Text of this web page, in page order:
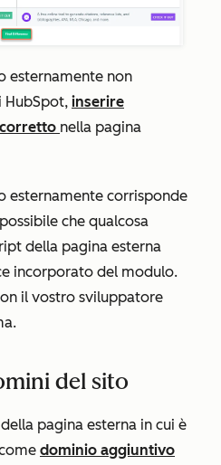
esternamente non
inserire
nella pagina
esternamente corrisponde
che qualcosa
della pagina esterna
incorporato del modulo.
il vostro sviluppatore
del sito
pagina esterna in cui è
dominio aggiuntivo